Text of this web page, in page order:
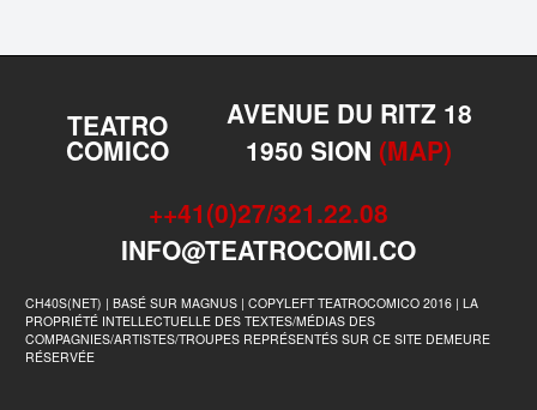
TEATRO
COMICO
AVENUE DU RITZ 18
1950 SION (MAP)
++41(0)27/321.22.08
INFO@TEATROCOMI.CO
CH40S(NET) | BASÉ SUR MAGNUS | COPYLEFT TEATROCOMICO 2016 | LA
PROPRIÉTÉ INTELLECTUELLE DES TEXTES/MÉDIAS DES
COMPAGNIES/ARTISTES/TROUPES REPRÉSENTÉS SUR CE SITE DEMEURE
RÉSERVÉE